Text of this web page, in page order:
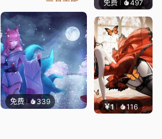
免费 339
免费 497Kyllar
￥1 116渔小小